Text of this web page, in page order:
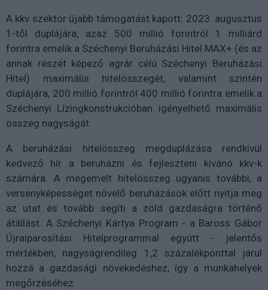
A kkv szektor újabb támogatást kapott: 2023. augusztus
1-től duplájára, azaz 500 millió forintról 1 milliárd
forintra emelik a Széchenyi Beruházási Hitel MAX+ (és az
annak részét képező agrár célú Széchenyi Beruházási
Hitel) maximális hitelösszegét, valamint szintén
duplájára, 200 millió forintról 400 millió forintra emelik a
Széchenyi Lízingkonstrukcióban igényelhető maximális
összeg nagyságát.
A beruházási hitelösszeg megduplázása rendkívül
kedvező hír a beruházni és fejleszteni kívánó kkv-k
számára. A megemelt hitelösszeg ugyanis további, a
versenyképességet növelő beruházások előtt nyitja meg
az utat és tovább segíti a zöld gazdaságra történő
átállást. A Széchenyi Kártya Program - a Baross Gábor
Újraiparosítási Hitelprogrammal együtt - jelentős
mértékben, nagyságrendileg 1,2 százalékponttal járul
hozzá a gazdasági növekedéshez, így a munkahelyek
megőrzéséhez.